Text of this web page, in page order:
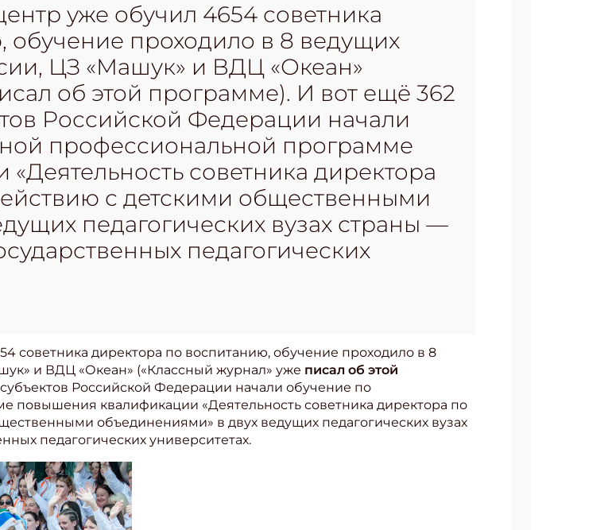
уже обучил 4654 советника
обучение проходило в 8 ведущих
ЦЗ «Машук» и ВДЦ «Океан»
об этой программе). И вот ещё 362
Российской Федерации начали
профессиональной программе
советника директора
с детскими общественными
педагогических вузах страны —
педагогических
советника директора по воспитанию, обучение проходило в 8
и ВДЦ «Океан» («Классный журнал» уже писал об этой
Российской Федерации начали обучение по
повышения квалификации «Деятельность советника директора по
объединениями» в двух ведущих педагогических вузах
педагогических университетах.